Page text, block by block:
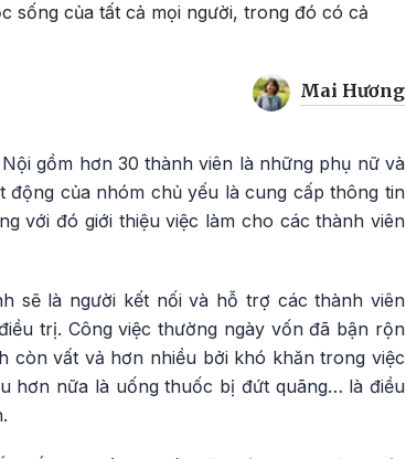
sống của tất cả mọi người, trong đó có cả
Mai Hương
gồm hơn 30 thành viên là những phụ nữ và
của nhóm chủ yếu là cung cấp thông tin
với đó giới thiệu việc làm cho các thành viên
sẽ là người kết nối và hỗ trợ các thành viên
trị. Công việc thường ngày vốn đã bận rộn
còn vất vả hơn nhiều bởi khó khăn trong việc
hơn nữa là uống thuốc bị đứt quãng… là điều